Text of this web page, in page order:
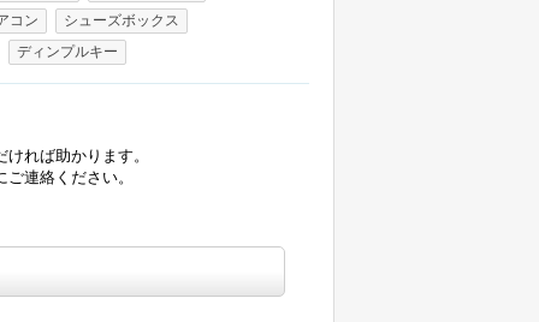
コン
シューズボックス
ディンプルキー
れば助かります。
連絡ください。